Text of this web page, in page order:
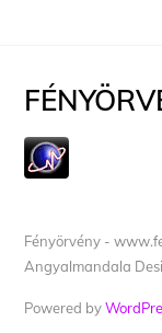
Fényörvény -
Angyalmandala
Powered by